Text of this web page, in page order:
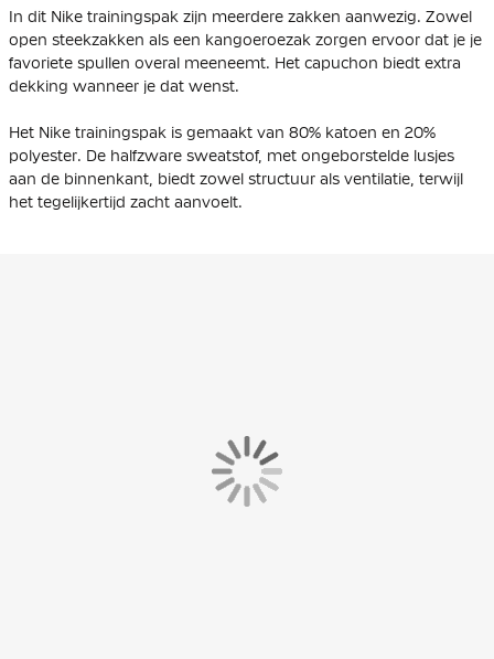
In dit Nike trainingspak zijn meerdere zakken aanwezig. Zowel
open steekzakken als een kangoeroezak zorgen ervoor dat je je
favoriete spullen overal meeneemt. Het capuchon biedt extra
dekking wanneer je dat wenst.
Het Nike trainingspak is gemaakt van 80% katoen en 20%
polyester. De halfzware sweatstof, met ongeborstelde lusjes
aan de binnenkant, biedt zowel structuur als ventilatie, terwijl
het tegelijkertijd zacht aanvoelt.